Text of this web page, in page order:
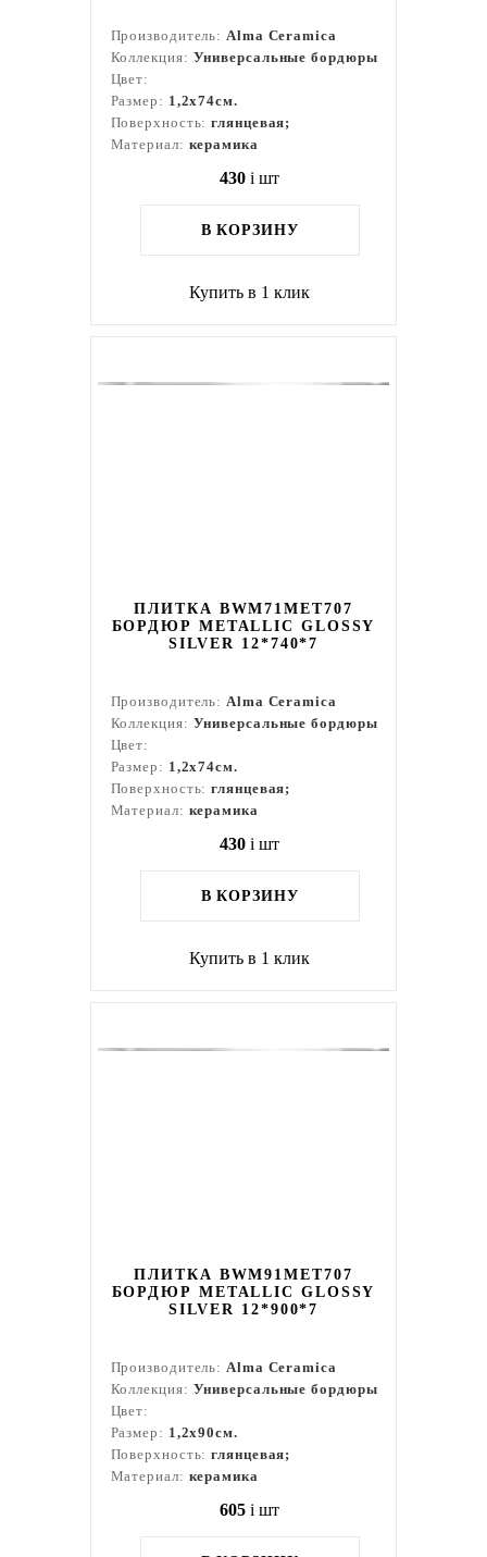
Производитель:Alma Ceramica
Коллекция: Универсальные бордюры
Цвет:
Размер: 1,2x74см.
Поверхность:глянцевая;
Материал: керамика
430 i шт
В КОРЗИНУ
Купить в 1 клик
ПЛИТКА BWM71MET707
БОРДЮР METALLIC GLOSSY
SILVER 12*740*7
Производитель:Alma Ceramica
Коллекция: Универсальные бордюры
Цвет:
Размер: 1,2x74см.
Поверхность:глянцевая;
Материал: керамика
430 i шт
В КОРЗИНУ
Купить в 1 клик
ПЛИТКА BWM91MET707
БОРДЮР METALLIC GLOSSY
SILVER 12*900*7
Производитель:Alma Ceramica
Коллекция: Универсальные бордюры
Цвет:
Размер: 1,2x90см.
Поверхность:глянцевая;
Материал: керамика
605 i шт